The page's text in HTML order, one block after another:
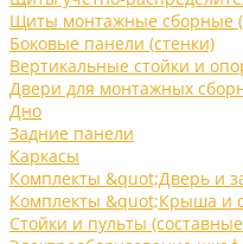
Щиты монтажные сборные
Боковые панели (стенки)
Вертикальные стойки и
Двери для монтажных
Дно
Задние панели
Каркасы
Комплекты &quot;Дверь и
Комплекты &quot;Крыша и
Стойки и пульты